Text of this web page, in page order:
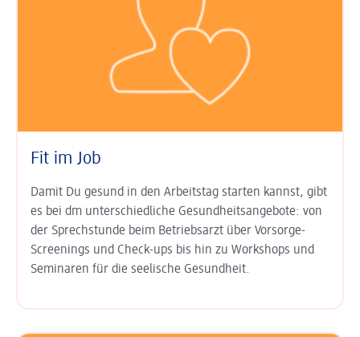
Fit im Job
Damit Du gesund in den Arbeits­tag starten kannst, gibt
es bei dm unter­schied­liche Gesundheits­angebote: von
der Sprech­stunde beim Betriebs­arzt über Vor­sorge-
Screenings und Check-ups bis hin zu Work­shops und
Semi­naren für die seelische Gesund­heit.